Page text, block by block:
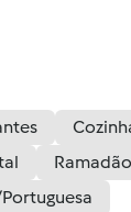
Ramadão